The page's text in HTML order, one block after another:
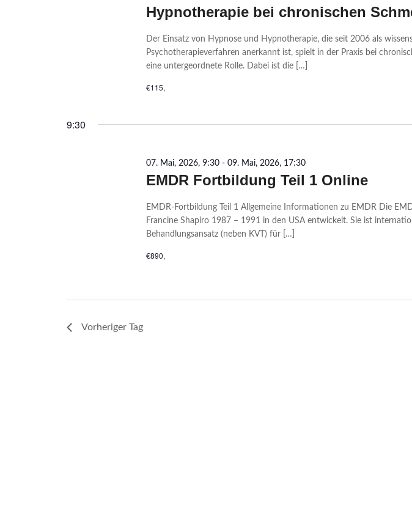
Hypnotherapie bei chronischen
Der Einsatz von Hypnose und Hypnotherapie, die seit 2006 als
Psychotherapieverfahren anerkannt ist, spielt in der Praxis bei
eine untergeordnete Rolle. Dabei ist die […]
€115,
9:30
EMDR Fortbildung Teil 1 Online
07. Mai, 2026, 9:30 -09. Mai, 2026, 17:30
EMDR-Fortbildung Teil 1 Allgemeine Informationen zu EMDR Die
Francine Shapiro 1987 – 1991 in den USA entwickelt. Sie ist
Behandlungsansatz (neben KVT) für […]
€890,
Vorheriger Tag